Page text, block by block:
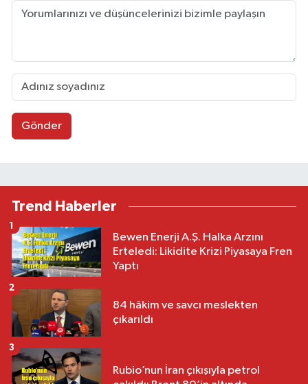
Gönder
Trend Haberler
Bewen Enerji A.Ş. Halka Arzını
Erteledi: Likidite Krizi Piyasaya Fren
Yaptı
84 hâkim ve savcı meslekten
çıkarıldı
2
Rubio’nun İran çıkışıyla petrol
3